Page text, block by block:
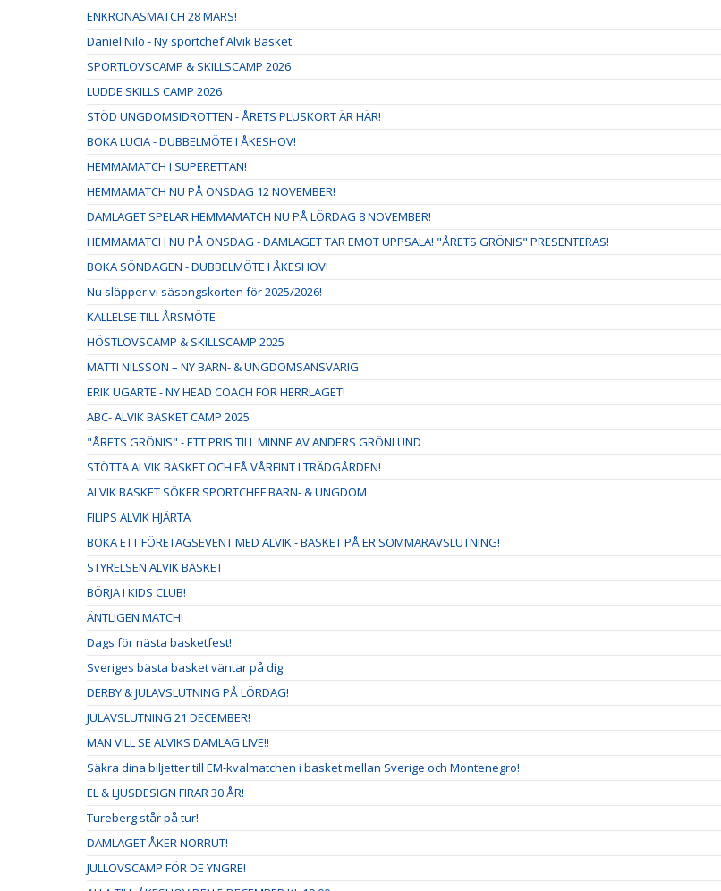
ENKRONASMATCH 28 MARS!
Daniel Nilo - Ny sportchef Alvik Basket
SPORTLOVSCAMP & SKILLSCAMP 2026
LUDDE SKILLS CAMP 2026
STÖD UNGDOMSIDROTTEN - ÅRETS PLUSKORT ÄR HÄR!
BOKA LUCIA - DUBBELMÖTE I ÅKESHOV!
HEMMAMATCH I SUPERETTAN!
HEMMAMATCH NU PÅ ONSDAG 12 NOVEMBER!
DAMLAGET SPELAR HEMMAMATCH NU PÅ LÖRDAG 8 NOVEMBER!
HEMMAMATCH NU PÅ ONSDAG - DAMLAGET TAR EMOT UPPSALA! "ÅRETS GRÖNIS" PRESENTERAS!
BOKA SÖNDAGEN - DUBBELMÖTE I ÅKESHOV!
Nu släpper vi säsongskorten för 2025/2026!
KALLELSE TILL ÅRSMÖTE
HÖSTLOVSCAMP & SKILLSCAMP 2025
MATTI NILSSON – NY BARN- & UNGDOMSANSVARIG
ERIK UGARTE - NY HEAD COACH FÖR HERRLAGET!
ABC- ALVIK BASKET CAMP 2025
"ÅRETS GRÖNIS" - ETT PRIS TILL MINNE AV ANDERS GRÖNLUND
STÖTTA ALVIK BASKET OCH FÅ VÅRFINT I TRÄDGÅRDEN!
ALVIK BASKET SÖKER SPORTCHEF BARN- & UNGDOM
FILIPS ALVIK HJÄRTA
BOKA ETT FÖRETAGSEVENT MED ALVIK - BASKET PÅ ER SOMMARAVSLUTNING!
STYRELSEN ALVIK BASKET
BÖRJA I KIDS CLUB!
ÄNTLIGEN MATCH!
Dags för nästa basketfest!
Sveriges bästa basket väntar på dig
DERBY & JULAVSLUTNING PÅ LÖRDAG!
JULAVSLUTNING 21 DECEMBER!
MAN VILL SE ALVIKS DAMLAG LIVE!!
Säkra dina biljetter till EM-kvalmatchen i basket mellan Sverige och Montenegro!
EL & LJUSDESIGN FIRAR 30 ÅR!
Tureberg står på tur!
DAMLAGET ÅKER NORRUT!
JULLOVSCAMP FÖR DE YNGRE!